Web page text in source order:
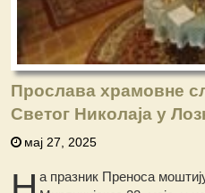
Прослава храмовне
Светог Николаја у
мај 27, 2025
а празник Преноса